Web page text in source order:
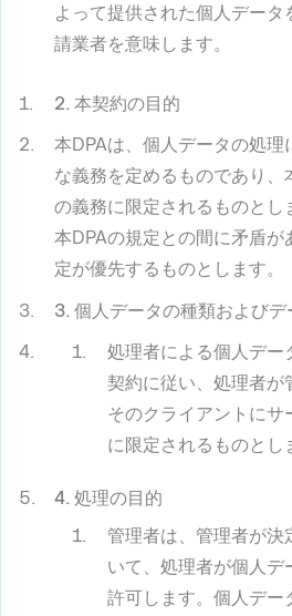
よって提供された個人デー
請業者を意味します。
2. 本契約の目的
本DPAは、個人データの処理
な義務を定めるものであり
の義務に限定されるものとし
本DPAの規定との間に矛盾が
定が優先するものとします。
3. 個人データの種類およびデ
処理者による個人デー
契約に従い、処理者が
そのクライアントにサ
に限定されるものとし
4. 処理の目的
管理者は、管理者が決
いて、処理者が個人デ
許可します。個人デー